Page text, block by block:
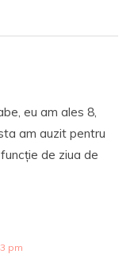
eu am ales 8,
am auzit pentru
de ziua de
pm